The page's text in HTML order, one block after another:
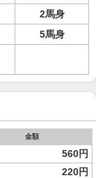
2馬身
5馬身
金額
560円
220円